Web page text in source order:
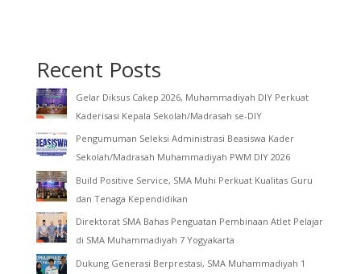
Recent Posts
Gelar Diksus Cakep 2026, Muhammadiyah DIY Perkuat
Kaderisasi Kepala Sekolah/Madrasah se-DIY
Pengumuman Seleksi Administrasi Beasiswa Kader
Sekolah/Madrasah Muhammadiyah PWM DIY 2026
Build Positive Service, SMA Muhi Perkuat Kualitas Guru
dan Tenaga Kependidikan
Direktorat SMA Bahas Penguatan Pembinaan Atlet Pelajar
di SMA Muhammadiyah 7 Yogyakarta
Dukung Generasi Berprestasi, SMA Muhammadiyah 1